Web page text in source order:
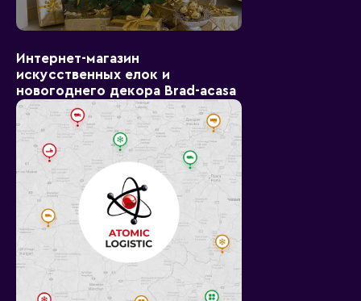
Интернет-магазин
искусственных елок и
новогоднего декора Brad-acasa